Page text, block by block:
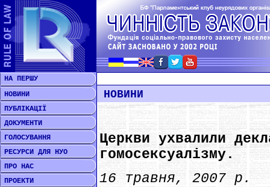
НА ПЕРШУ
НОВИНИ
ПУБЛІКАЦІЇ
ДОКУМЕНТИ
ГОЛОСУВАННЯ
РЕСУРСИ ДЛЯ НУО
ПРО НАС
ПРОЕКТИ
НОВИНИ
Церкви ухвалили
гомосексуалізму.
16 травня, 2007 р.